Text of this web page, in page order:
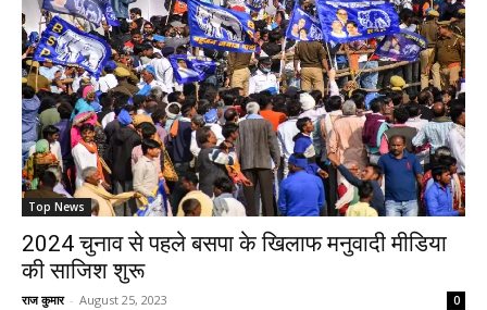
Top News
2024 चुनाव से पहले बसपा के खिलाफ मनुवादी मीडिया
की साजिश शुरू
राज कुमार - August 25, 2023 0